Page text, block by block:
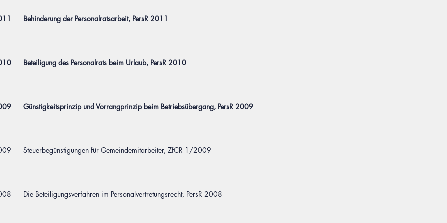
Behinderung der Personalratsarbeit, PersR 2011
Beteiligung des Personalrats beim Urlaub, PersR 2010
Günstigkeitsprinzip und Vorrangprinzip beim Betriebsübergang, PersR 2009
Steuerbegünstigungen für Gemeindemitarbeiter, ZfCR 1/2009
Die Beteiligungsverfahren im Personalvertretungsrecht, PersR 2008